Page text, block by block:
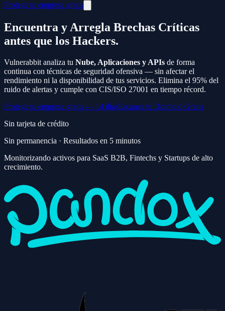
Protege tu empresa gratis
Encuentra y Arregla Brechas Críticas
antes que los Hackers.
Vulnerabbit analiza tu Nube, Aplicaciones y APIs de forma
continua con técnicas de seguridad ofensiva — sin afectar el
rendimiento ni la disponibilidad de tus servicios. Elimina el 95% del
ruido de alertas y cumple con CIS/ISO 27001 en tiempo récord.
Protege tu empresa gratis — 14 díasEscanea tu Dominio Gratis
Sin tarjeta de crédito
Sin permanencia · Resultados en 5 minutos
Monitorizando activos para SaaS B2B, Fintechs y Startups de alto
crecimiento.